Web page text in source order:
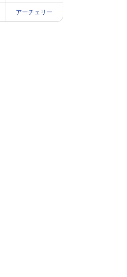
アーチェリー